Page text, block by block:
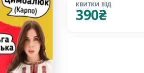
КВИТКИ ВІД
390₴